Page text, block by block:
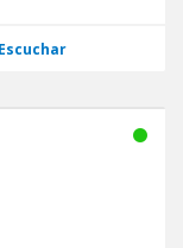
Escuchar